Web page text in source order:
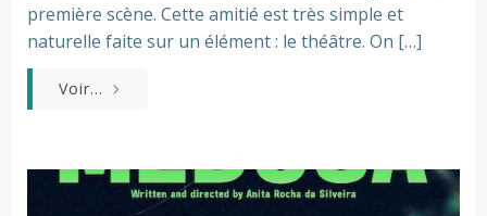
première scène. Cette amitié est très simple et
naturelle faite sur un élément : le théâtre. On […]
Voir...